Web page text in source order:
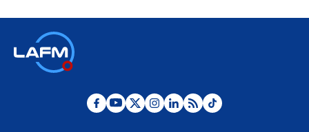
¿Por qué De la Espriella gobernará